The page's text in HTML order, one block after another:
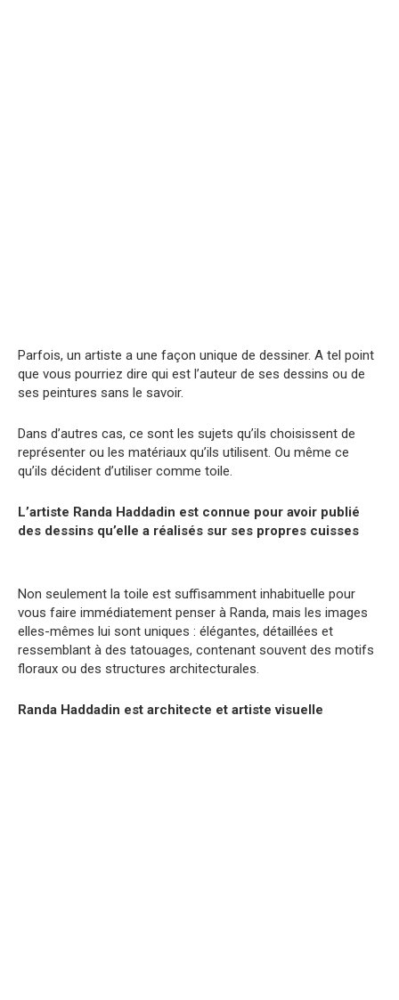
Parfois, un artiste a une façon unique de dessiner. A tel point
que vous pourriez dire qui est l’auteur de ses dessins ou de
ses peintures sans le savoir.
Dans d’autres cas, ce sont les sujets qu’ils choisissent de
représenter ou les matériaux qu’ils utilisent. Ou même ce
qu’ils décident d’utiliser comme toile.
L’artiste Randa Haddadin est connue pour avoir publié
des dessins qu’elle a réalisés sur ses propres cuisses
Non seulement la toile est suffisamment inhabituelle pour
vous faire immédiatement penser à Randa, mais les images
elles-mêmes lui sont uniques : élégantes, détaillées et
ressemblant à des tatouages, contenant souvent des motifs
floraux ou des structures architecturales.
Randa Haddadin est architecte et artiste visuelle